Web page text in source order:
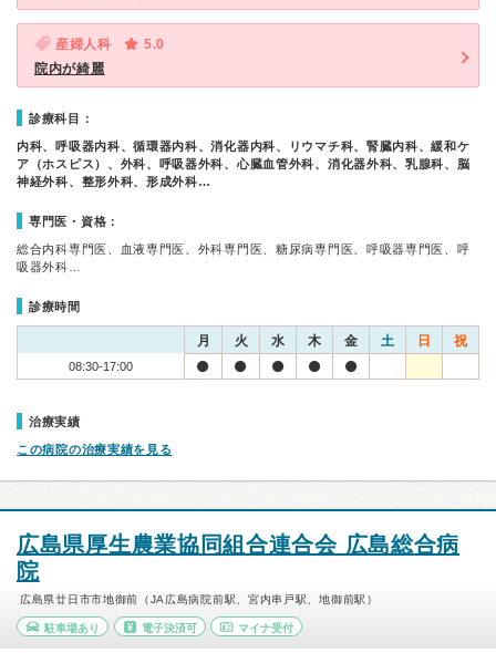
産婦人科
5.0
院内が綺麗
診療科目：
内科、呼吸器内科、循環器内科、消化器内科、リウマチ科、腎臓内科、緩和ケ
ア（ホスピス）、外科、呼吸器外科、心臓血管外科、消化器外科、乳腺科、脳
神経外科、整形外科、形成外科…
専門医・資格：
総合内科専門医、血液専門医、外科専門医、糖尿病専門医、呼吸器専門医、呼
吸器外科…
診療時間
月 火 水 木 金 土 日 祝
08:30-17:00
治療実績
この病院の治療実績を見る
広島県厚生農業協同組合連合会 広島総合病
院
広島県廿日市市地御前（JA広島病院前駅、宮内串戸駅、地御前駅）
駐車場あり 電子決済可 マイナ受付